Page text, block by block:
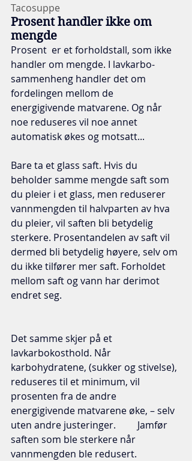
Tacosuppe
Prosent handler ikke om
mengde
Prosent  er et forholdstall, som ikke
handler om mengde. I lavkarbo-
sammenheng handler det om
fordelingen mellom de
energigivende matvarene. Og når
noe reduseres vil noe annet
automatisk økes og motsatt...
Bare ta et glass saft. Hvis du
beholder samme mengde saft som
du pleier i et glass, men reduserer
vannmengden til halvparten av hva
du pleier, vil saften bli betydelig
sterkere. Prosentandelen av saft vil
dermed bli betydelig høyere, selv om
du ikke tilfører mer saft. Forholdet
mellom saft og vann har derimot
endret seg.
Det samme skjer på et
lavkarbokosthold. Når
karbohydratene, (sukker og stivelse),
reduseres til et minimum, vil
prosenten fra de andre
energigivende matvarene øke, – selv
uten andre justeringer.         Jamfør
saften som ble sterkere når
vannmengden ble redusert.